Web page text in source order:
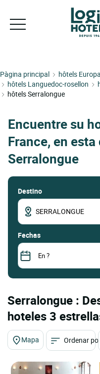
Pàgina principal hôtels Europa
hôtels Languedoc-rosellon
hôtels Serralongue
Encuentre su
France, en
Serralongue
Destino
fechas
Serralongue :
hoteles 3
Mapa Ordenar por